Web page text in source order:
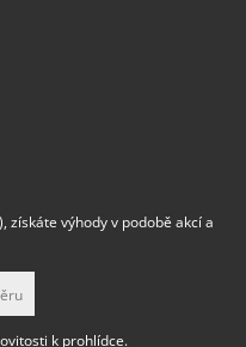
získáte výhody v podobě akcí a
k prohlídce.